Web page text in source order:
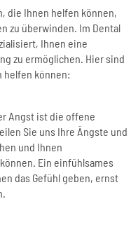
die Ihnen helfen können,
zu überwinden. Im Dental
Ihnen eine
zu ermöglichen. Hier sind
helfen können:
Angst ist die offene
Sie uns Ihre Ängste und
und Ihnen
Ein einfühlsames
das Gefühl geben, ernst